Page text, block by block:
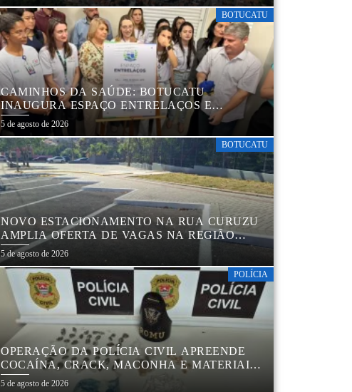
BOTUCATU
CAMINHOS DA SAÚDE: BOTUCATU
INAUGURA ESPAÇO ENTRELAÇOS E
FORTALECE O CUIDADO ESPECIALIZADO
COM CRIANÇAS E FAMÍLIAS
5 de agosto de 2026
BOTUCATU
NOVO ESTACIONAMENTO NA RUA CURUZU
AMPLIA OFERTA DE VAGAS NA REGIÃO
CENTRAL
5 de agosto de 2026
POLÍCIA
OPERAÇÃO DA POLÍCIA CIVIL APREENDE
COCAÍNA, CRACK, MACONHA E MATERIAIS
PARA EMBALAR DROGAS EM BOTUCATU
5 de agosto de 2026